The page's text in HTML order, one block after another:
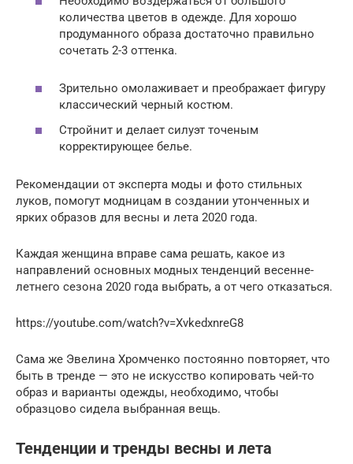
количества цветов в одежде. Для хорошо
продуманного образа достаточно правильно
сочетать 2-3 оттенка.
Зрительно омолаживает и преображает фигуру
классический черный костюм.
Стройнит и делает силуэт точеным
корректирующее белье.
Рекомендации от эксперта моды и фото стильных
луков, помогут модницам в создании утонченных и
ярких образов для весны и лета 2020 года.
Каждая женщина вправе сама решать, какое из
направлений основных модных тенденций весенне-
летнего сезона 2020 года выбрать, а от чего отказаться.
https://youtube.com/watch?v=XvkedxnreG8
Сама же Эвелина Хромченко постоянно повторяет, что
быть в тренде — это не искусство копировать чей-то
образ и варианты одежды, необходимо, чтобы
образцово сидела выбранная вещь.
Тенденции и тренды весны и лета